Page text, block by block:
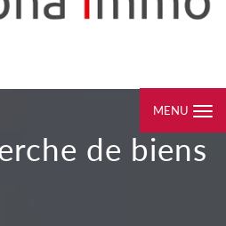
MENU
de biens